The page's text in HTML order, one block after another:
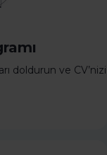
doldurun ve CV’nizi